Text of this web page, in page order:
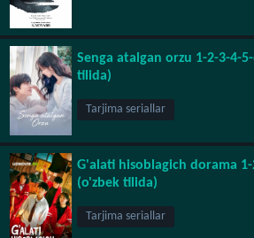
Senga atalgan orzu 1-2-3-4-
tilida)
Tarjima seriallar
G'alati hisoblagich dorama 1-
(o'zbek tilida)
Tarjima seriallar